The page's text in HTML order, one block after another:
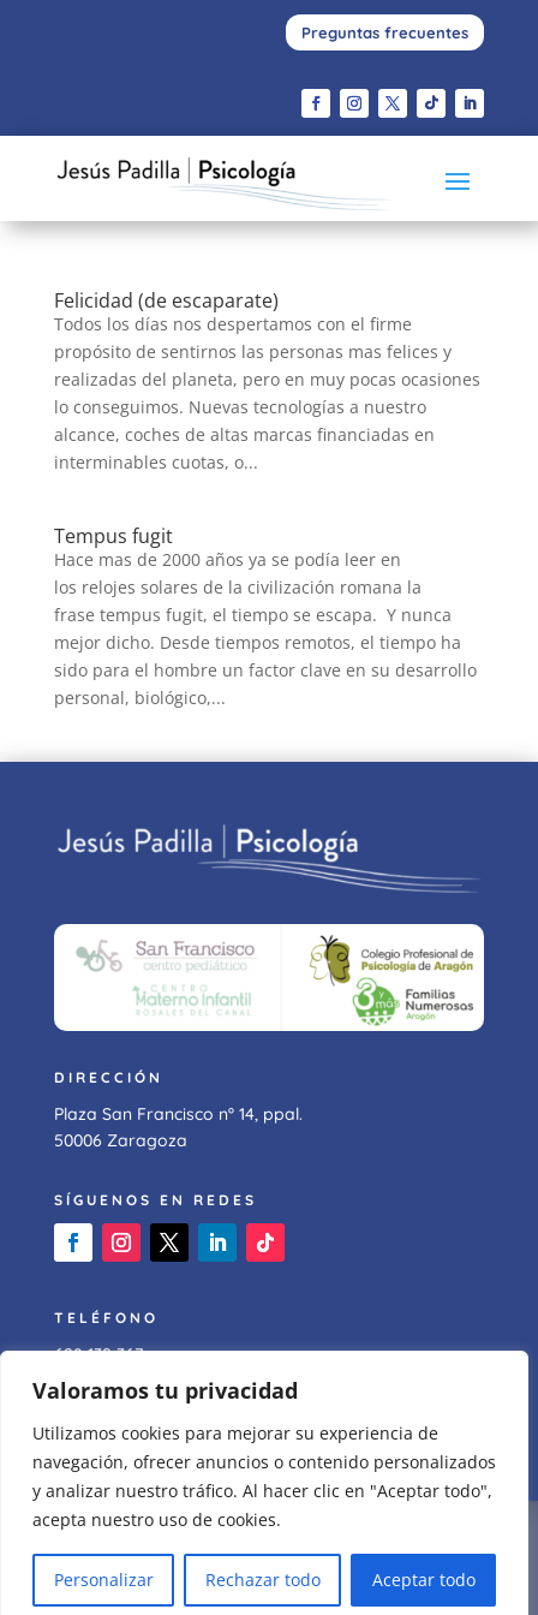
Valoramos tu privacidad
Utilizamos cookies para mejorar su experiencia de
navegación, ofrecer anuncios o contenido personalizados
y analizar nuestro tráfico. Al hacer clic en "Aceptar todo",
acepta nuestro uso de cookies.
Personalizar Rechazar todo Aceptar todo
Preguntas frecuentes
Felicidad (de escaparate)
Todos los días nos despertamos con el firme
propósito de sentirnos las personas mas felices y
realizadas del planeta, pero en muy pocas ocasiones
lo conseguimos. Nuevas tecnologías a nuestro
alcance, coches de altas marcas financiadas en
interminables cuotas, o...
Tempus fugit
Hace mas de 2000 años ya se podía leer en
los relojes solares de la civilización romana la
frase tempus fugit, el tiempo se escapa. Y nunca
mejor dicho. Desde tiempos remotos, el tiempo ha
sido para el hombre un factor clave en su desarrollo
personal, biológico,...
DIRECCIÓN
Plaza San Francisco nº 14, ppal.
50006 Zaragoza
SÍGUENOS EN REDES
TELÉFONO
628 139 367
jesus@psicozaragoza.es
Aviso Legal|Política de Privacidad